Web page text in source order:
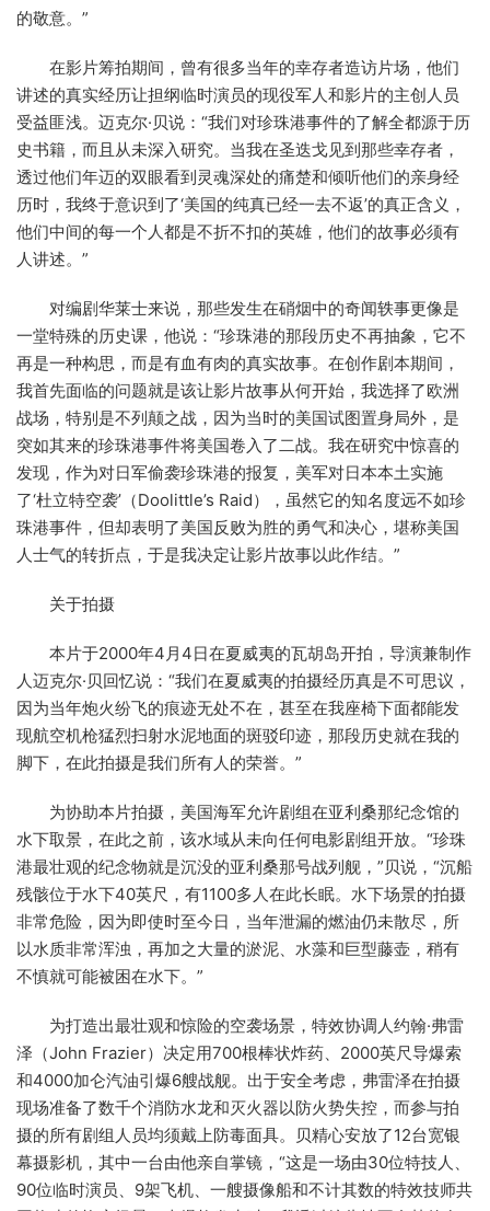
的敬意。”
在影片筹拍期间，曾有很多当年的幸存者造访片场，他们
讲述的真实经历让担纲临时演员的现役军人和影片的主创人员
受益匪浅。迈克尔·贝说：“我们对珍珠港事件的了解全都源于历
史书籍，而且从未深入研究。当我在圣迭戈见到那些幸存者，
透过他们年迈的双眼看到灵魂深处的痛楚和倾听他们的亲身经
历时，我终于意识到了‘美国的纯真已经一去不返’的真正含义，
他们中间的每一个人都是不折不扣的英雄，他们的故事必须有
人讲述。”
对编剧华莱士来说，那些发生在硝烟中的奇闻轶事更像是
一堂特殊的历史课，他说：“珍珠港的那段历史不再抽象，它不
再是一种构思，而是有血有肉的真实故事。在创作剧本期间，
我首先面临的问题就是该让影片故事从何开始，我选择了欧洲
战场，特别是不列颠之战，因为当时的美国试图置身局外，是
突如其来的珍珠港事件将美国卷入了二战。我在研究中惊喜的
发现，作为对日军偷袭珍珠港的报复，美军对日本本土实施
了‘杜立特空袭’（Doolittle’s Raid），虽然它的知名度远不如珍
珠港事件，但却表明了美国反败为胜的勇气和决心，堪称美国
人士气的转折点，于是我决定让影片故事以此作结。”
关于拍摄
本片于2000年4月4日在夏威夷的瓦胡岛开拍，导演兼制作
人迈克尔·贝回忆说：“我们在夏威夷的拍摄经历真是不可思议，
因为当年炮火纷飞的痕迹无处不在，甚至在我座椅下面都能发
现航空机枪猛烈扫射水泥地面的斑驳印迹，那段历史就在我的
脚下，在此拍摄是我们所有人的荣誉。”
为协助本片拍摄，美国海军允许剧组在亚利桑那纪念馆的
水下取景，在此之前，该水域从未向任何电影剧组开放。“珍珠
港最壮观的纪念物就是沉没的亚利桑那号战列舰，”贝说，“沉船
残骸位于水下40英尺，有1100多人在此长眠。水下场景的拍摄
非常危险，因为即使时至今日，当年泄漏的燃油仍未散尽，所
以水质非常浑浊，再加之大量的淤泥、水藻和巨型藤壶，稍有
不慎就可能被困在水下。”
为打造出最壮观和惊险的空袭场景，特效协调人约翰·弗雷
泽（John Frazier）决定用700根棒状炸药、2000英尺导爆索
和4000加仑汽油引爆6艘战舰。出于安全考虑，弗雷泽在拍摄
现场准备了数千个消防水龙和灭火器以防火势失控，而参与拍
摄的所有剧组人员均须戴上防毒面具。贝精心安放了12台宽银
幕摄影机，其中一台由他亲自掌镜，“这是一场由30位特技人、
90位临时演员、9架飞机、一艘摄像船和不计其数的特效技师共